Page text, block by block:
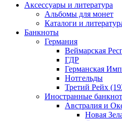
Аксессуары и литература
Альбомы для монет
Каталоги и
Банкноты
Германия
Веймарская
ГДР
Германская
Нотгельды
Третий Рейх
Иностранные
Австралия и
Новая